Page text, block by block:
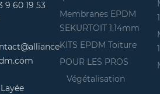
9 60 19 53
Membranes EPDM
SEKURTOIT 1,14mm
KITS EPDM Toiture
POUR LES PROS
Végétalisation